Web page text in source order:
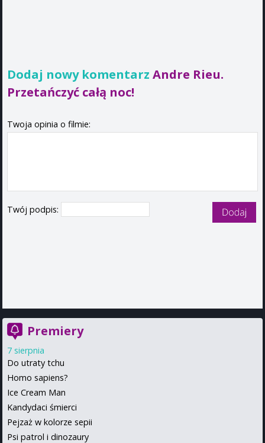
Dodaj nowy komentarz Andre Rieu.
Przetańczyć całą noc!
Twoja opinia o filmie:
Twój podpis:
Premiery
7 sierpnia
Do utraty tchu
Homo sapiens?
Ice Cream Man
Kandydaci śmierci
Pejzaż w kolorze sepii
Psi patrol i dinozaury